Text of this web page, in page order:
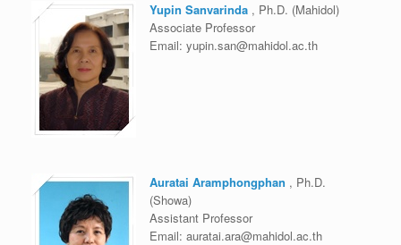
Yupin Sanvarinda , Ph.D. (Mahidol)
Associate Professor
Email: yupin.san@mahidol.ac.th
Auratai Aramphongphan , Ph.D.
(Showa)
Assistant Professor
Email: auratai.ara@mahidol.ac.th